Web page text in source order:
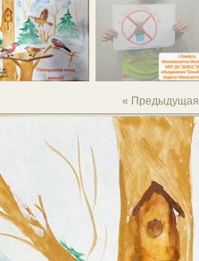
« Предыдущая